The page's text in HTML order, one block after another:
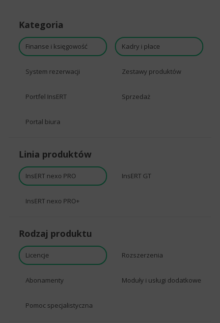
Kategoria
Finanse i księgowość Kadry i płace
System rezerwacji Zestawy produktów
Portfel InsERT Sprzedaż
Portal biura
Linia produktów
InsERT nexo PRO InsERT GT
InsERT nexo PRO+
Rodzaj produktu
Licencje Rozszerzenia
Abonamenty Moduły i usługi dodatkowe
Pomoc specjalistyczna